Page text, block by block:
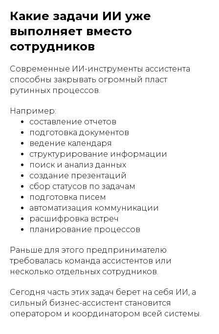
Какие задачи ИИ уже
выполняет вместо
сотрудников
Современные ИИ-инструменты ассистента
способны закрывать огромный пласт
рутинных процессов.
Например:
составление отчетов
подготовка документов
ведение календаря
структурирование информации
поиск и анализ данных
создание презентаций
сбор статусов по задачам
подготовка писем
автоматизация коммуникации
расшифровка встреч
планирование процессов
Раньше для этого предпринимателю
требовалась команда ассистентов или
несколько отдельных сотрудников.
Сегодня часть этих задач берет на себя ИИ, а
сильный бизнес-ассистент становится
оператором и координатором всей системы.